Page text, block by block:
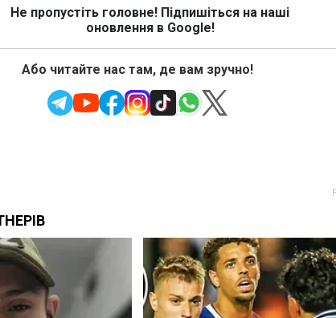
Не пропустіть головне! Підпишіться на наші
оновлення в Google!
Або читайте нас там, де вам зручно!